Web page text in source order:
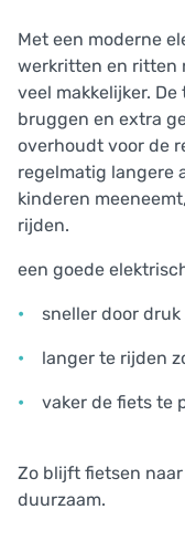
Met een moderne
werkritten en ritten
veel makkelijker.
bruggen en extra
overhoudt voor de
regelmatig langere
kinderen
rijden.
een goede
sneller door
langer te rijden
vaker de fiets te
Zo blijft fietsen
duurzaam.